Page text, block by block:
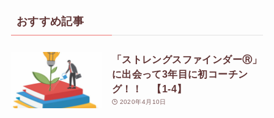
おすすめ記事
「ストレングスファインダーⓇ」
に出会って3年目に初コーチン
グ！！ 【1-4】
2020年4月10日